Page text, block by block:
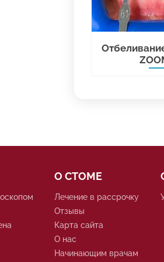
О СТОМЕ
Лечение в рассрочку
Отзывы
Карта сайта
О нас
Начинающим врачам